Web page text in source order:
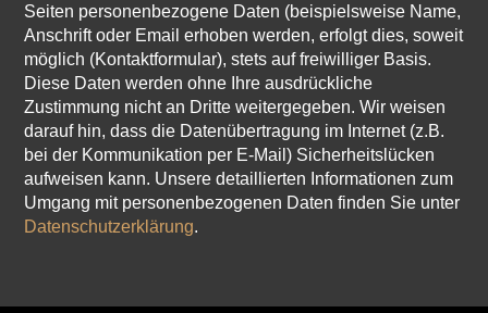
Seiten personenbezogene Daten (beispielsweise Name,
Anschrift oder Email erhoben werden, erfolgt dies, soweit
möglich (Kontaktformular), stets auf freiwilliger Basis.
Diese Daten werden ohne Ihre ausdrückliche
Zustimmung nicht an Dritte weitergegeben. Wir weisen
darauf hin, dass die Datenübertragung im Internet (z.B.
bei der Kommunikation per E-Mail) Sicherheitslücken
aufweisen kann. Unsere detaillierten Informationen zum
Umgang mit personenbezogenen Daten finden Sie unter
Datenschutzerklärung.